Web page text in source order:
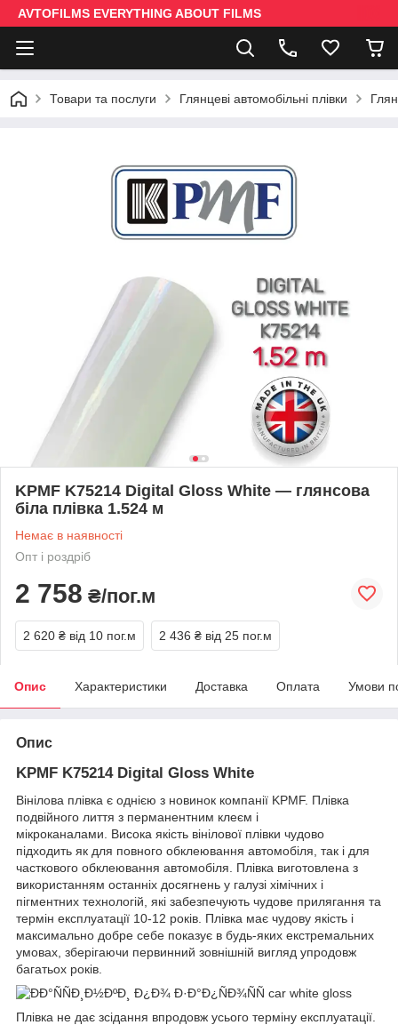
AVTOFILMS EVERYTHING ABOUT FILMS
Товари та послуги Глянцеві автомобільні плівки
KPMF K75214 Digital Gloss White — глянсова
біла плівка 1.524 м
Немає в наявності
Опт і роздріб
2 758 ₴/пог.м
2 620 ₴ від 10 пог.м 2 436 ₴ від 25 пог.м
Опис Характеристики Доставка Оплата Умови
Опис
KPMF K75214 Digital Gloss White
Вінілова плівка є однією з новинок компанії KPMF. Плівка
подвійного лиття з перманентним клеєм і
мікроканалами. Висока якість вінілової плівки чудово
підходить як для повного обклеювання автомобіля, так і для
часткового обклеювання автомобіля. Плівка виготовлена з
використанням останніх досягнень у галузі хімічних і
пігментних технологій, які забезпечують чудове прилягання та
термін експлуатації 10-12 років. Плівка має чудову якість і
максимально добре себе показує в будь-яких екстремальних
умовах, зберігаючи первинний зовнішній вигляд упродовж
багатьох років.
Плівка не дає зсідання впродовж усього терміну експлуатації.